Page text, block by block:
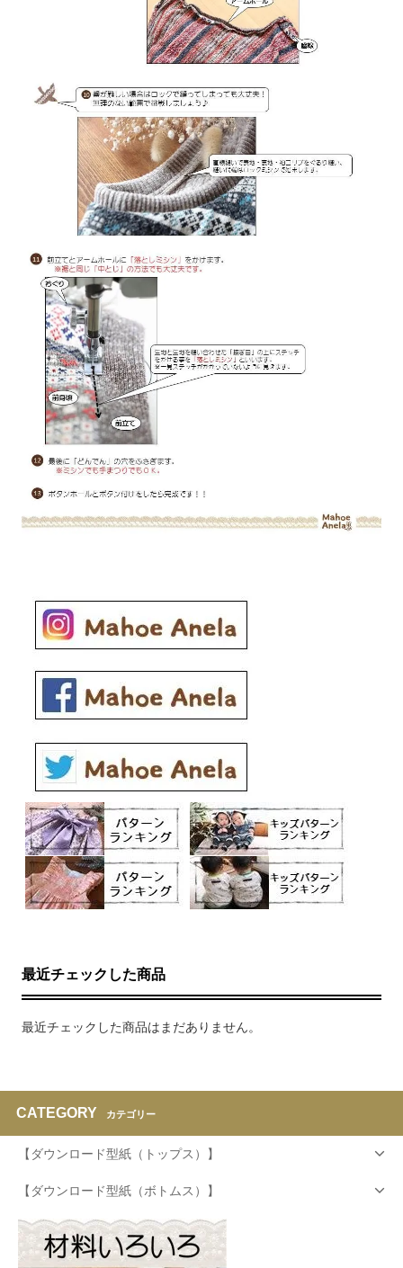
最近チェックした商品
最近チェックした商品はまだありません。
CATEGORY カテゴリー
【ダウンロード型紙（トップス）】
【ダウンロード型紙（ボトムス）】